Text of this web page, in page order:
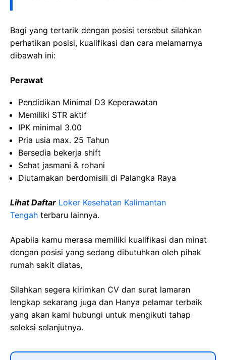
Bagi yang tertarik dengan posisi tersebut silahkan
perhatikan posisi, kualifikasi dan cara melamarnya
dibawah ini:
Perawat
Pendidikan Minimal D3 Keperawatan
Memiliki STR aktif
IPK minimal 3.00
Pria usia max. 25 Tahun
Bersedia bekerja shift
Sehat jasmani & rohani
Diutamakan berdomisili di Palangka Raya
Lihat Daftar Loker Kesehatan Kalimantan
Tengah terbaru lainnya.
Apabila kamu merasa memiliki kualifikasi dan minat
dengan posisi yang sedang dibutuhkan oleh pihak
rumah sakit diatas,
Silahkan segera kirimkan CV dan surat lamaran
lengkap sekarang juga dan Hanya pelamar terbaik
yang akan kami hubungi untuk mengikuti tahap
seleksi selanjutnya.